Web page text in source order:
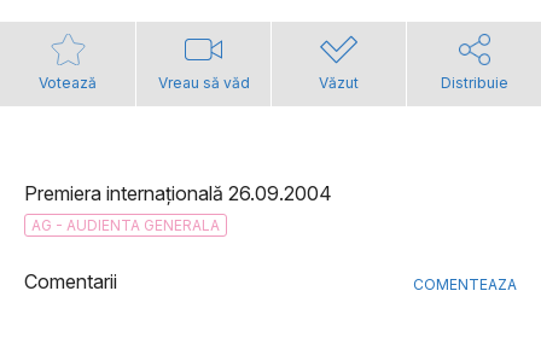
Votează Vreau să văd Văzut Distribuie
Premiera internațională 26.09.2004
AG - AUDIENTA GENERALA
Comentarii COMENTEAZA